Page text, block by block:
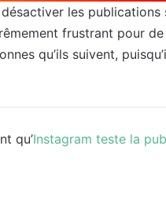
les
frustrant pour
qu’ils suivent,
qu’Instagram teste la